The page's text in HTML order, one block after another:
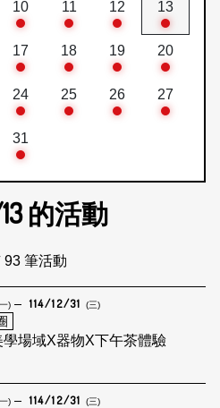
10 11 12 13
17 18 19 20
24 25 26 27
31
的活動
93 筆活動
) 114/12/31 (三)
學場域X器物X下午茶體驗
) 114/12/31 (三)